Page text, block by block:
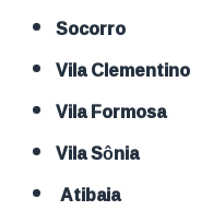
Socorro
Vila Clementino
Vila Formosa
Vila Sônia
Atibaia